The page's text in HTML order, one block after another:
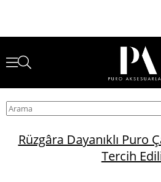
Rüzgâra Dayanıklı Puro
Tercih